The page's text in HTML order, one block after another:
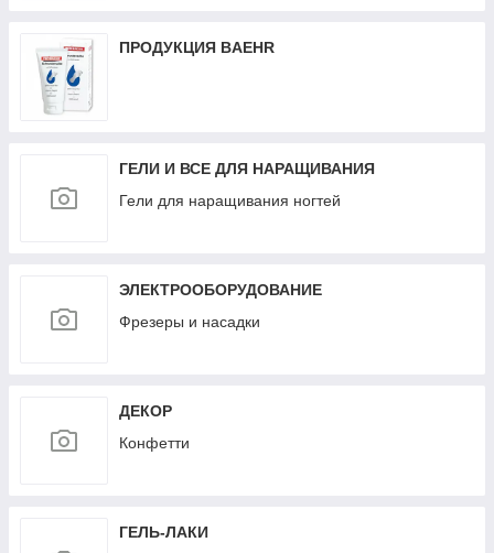
ПРОДУКЦИЯ BAEHR
ГЕЛИ И ВСЕ ДЛЯ НАРАЩИВАНИЯ
Гели для наращивания ногтей
ЭЛЕКТРООБОРУДОВАНИЕ
Фрезеры и насадки
ДЕКОР
Конфетти
ГЕЛЬ-ЛАКИ